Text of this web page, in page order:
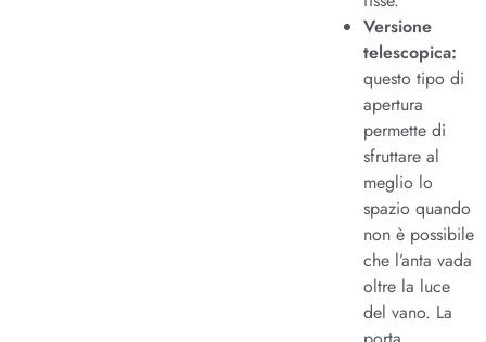
Versione
telescopica:
questo tipo di
apertura
permette di
sfruttare al
meglio lo
spazio quando
non è possibile
che l’anta vada
oltre la luce
del vano. La